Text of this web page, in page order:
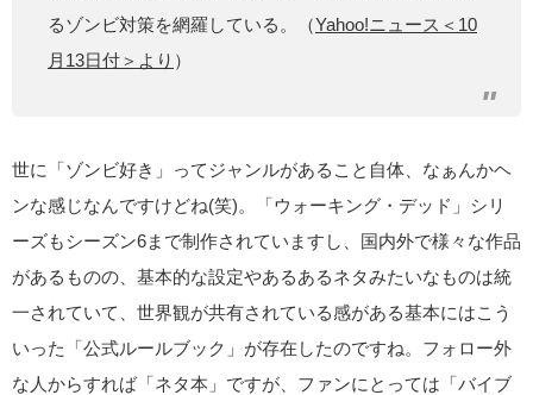
るゾンビ対策を網羅している。（Yahoo!ニュース＜10
月13日付＞より ）
世に「ゾンビ好き」ってジャンルがあること自体、なぁんかヘ
ンな感じなんですけどね(笑)。「ウォーキング・デッド」シリ
ーズもシーズン6まで制作されていますし、国内外で様々な作品
があるものの、基本的な設定やあるあるネタみたいなものは統
一されていて、世界観が共有されている感がある基本にはこう
いった「公式ルールブック」が存在したのですね。フォロー外
な人からすれば「ネタ本」ですが、ファンにとっては「バイブ